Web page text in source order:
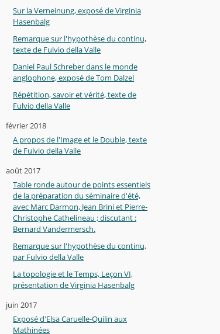
Sur la Verneinung, exposé de Virginia
Hasenbalg
Remarque sur l'hypothèse du continu,
texte de Fulvio della Valle
Daniel Paul Schreber dans le monde
anglophone, exposé de Tom Dalzel
Répétition, savoir et vérité, texte de
Fulvio della Valle
février 2018
A propos de l'Image et le Double, texte
de Fulvio della Valle
août 2017
Table ronde autour de points essentiels
de la préparation du séminaire d'été,
avec Marc Darmon, Jean Brini et Pierre-
Christophe Cathelineau ; discutant :
Bernard Vandermersch.
Remarque sur l'hypothèse du continu,
par Fulvio della Valle
La topologie et le Temps, Leçon VI,
présentation de Virginia Hasenbalg
juin 2017
Exposé d'Elsa Caruelle-Quilin aux
Mathinées